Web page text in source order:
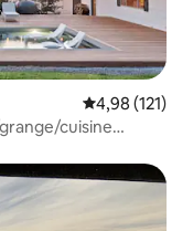
Évaluation
4,98 (121)
cuisine